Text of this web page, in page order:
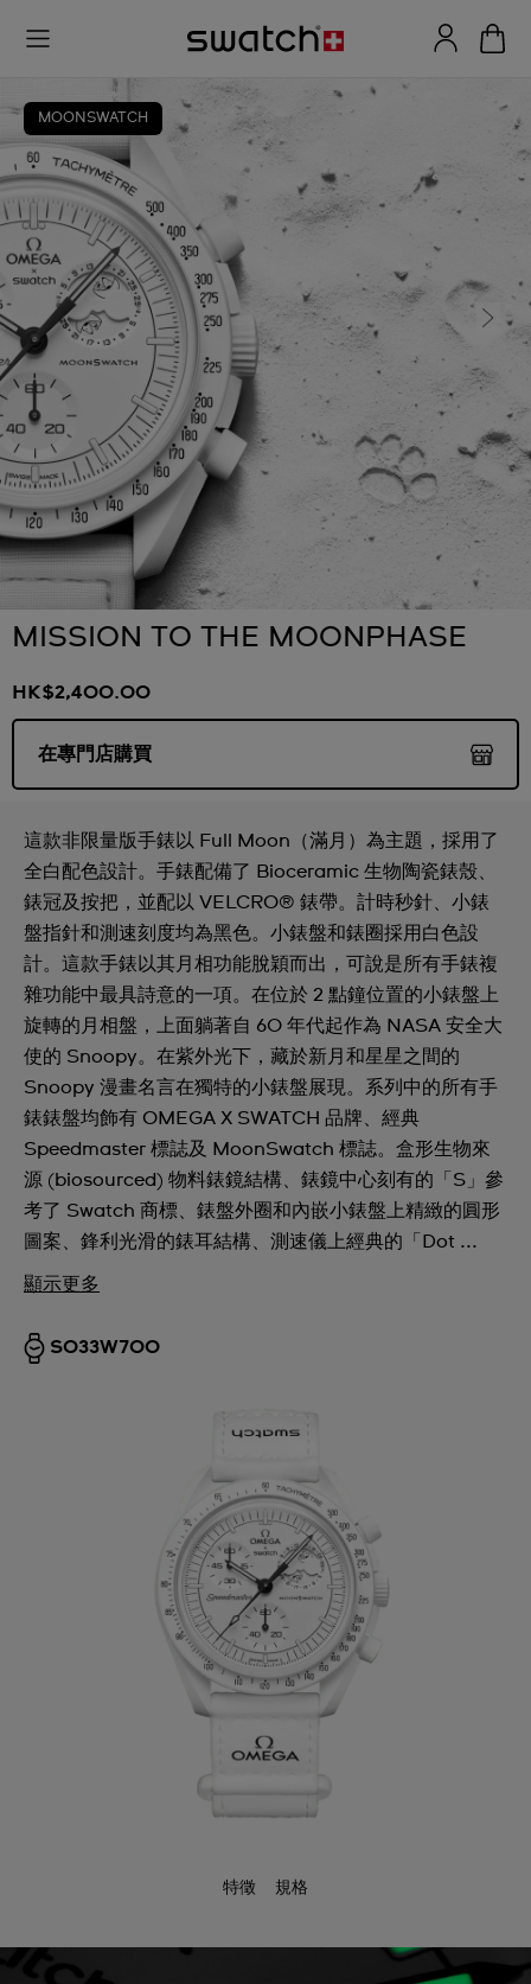
MOONSWATCH
MISSION TO THE MOONPHASE
HK$2,400.00
在專門店購買
這款非限量版手錶以 Full Moon（滿月）為主題，採用了
全白配色設計。手錶配備了 Bioceramic 生物陶瓷錶殼、
錶冠及按把，並配以 VELCRO® 錶帶。計時秒針、小錶
盤指針和測速刻度均為黑色。小錶盤和錶圈採用白色設
計。這款手錶以其月相功能脫穎而出，可說是所有手錶複
雜功能中最具詩意的一項。在位於 2 點鐘位置的小錶盤上
旋轉的月相盤，上面躺著自 60 年代起作為 NASA 安全大
使的 Snoopy。在紫外光下，藏於新月和星星之間的
Snoopy 漫畫名言在獨特的小錶盤展現。系列中的所有手
錶錶盤均飾有 OMEGA X SWATCH 品牌、經典
Speedmaster 標誌及 MoonSwatch 標誌。盒形生物來
源 (biosourced) 物料錶鏡結構、錶鏡中心刻有的「S」參
考了 Swatch 商標、錶盤外圈和內嵌小錶盤上精緻的圓形
圖案、鋒利光滑的錶耳結構、測速儀上經典的「Dot ...
顯示更多
SO33W700
特徵 規格